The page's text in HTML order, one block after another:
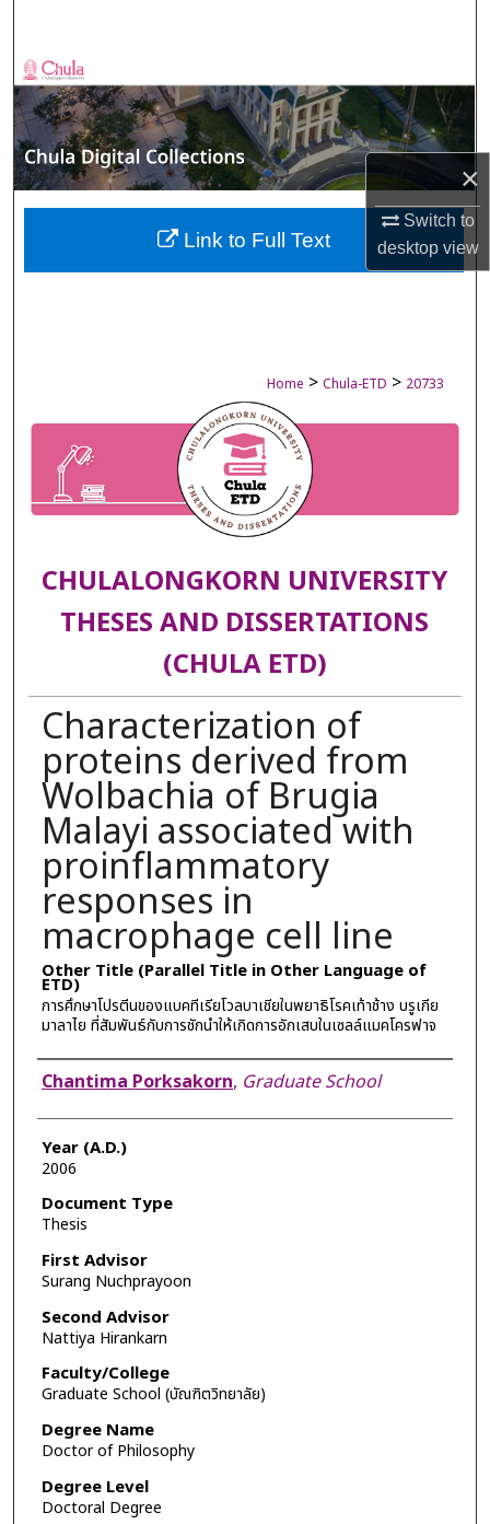
×
Switch to
desktopview
Browse Collections
My Account
About
Digital Commons Network™
Home > Chula-ETD > 20733
CHULALONGKORN UNIVERSITY
THESES AND DISSERTATIONS
(CHULA ETD)
Characterization of
proteins derived from
Wolbachia of Brugia
Malayi associated with
proinflammatory
responses in
macrophage cell line
Other Title (Parallel Title in Other Language of
ETD)
การศึกษาโปรตีนของแบคทีเรียโวลบาเชียในพยาธิโรคเท้าช้าง บรูเกีย
มาลาไย ที่สัมพันธ์กับการชักนำให้เกิดการอักเสบในเซลล์แมคโครฟาจ
Author
Chantima Porksakorn, Graduate School
Year (A.D.)
2006
Document Type
Thesis
First Advisor
Surang Nuchprayoon
Second Advisor
Nattiya Hirankarn
Faculty/College
Graduate School (บัณฑิตวิทยาลัย)
Degree Name
Doctor of Philosophy
Degree Level
Doctoral Degree
Link to Full Text